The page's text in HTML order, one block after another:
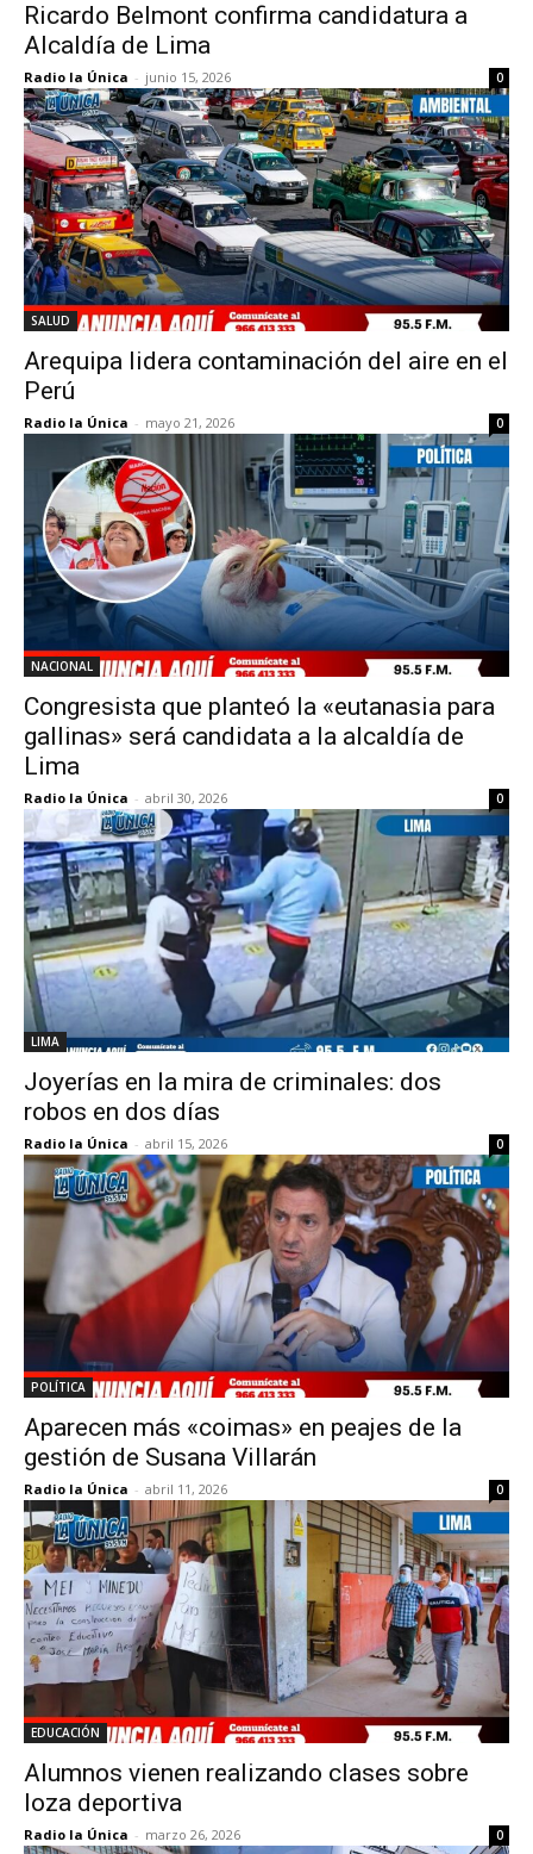
Ricardo Belmont confirma candidatura a
Alcaldía de Lima
Radio la Única - junio 15, 2026 0
SALUD
Arequipa lidera contaminación del aire en el
Perú
Radio la Única - mayo 21, 2026 0
NACIONAL
Congresista que planteó la «eutanasia para
gallinas» será candidata a la alcaldía de
Lima
Radio la Única - abril 30, 2026 0
LIMA
Joyerías en la mira de criminales: dos
robos en dos días
Radio la Única - abril 15, 2026 0
POLÍTICA
Aparecen más «coimas» en peajes de la
gestión de Susana Villarán
Radio la Única - abril 11, 2026 0
EDUCACIÓN
Alumnos vienen realizando clases sobre
loza deportiva
Radio la Única - marzo 26, 2026 0